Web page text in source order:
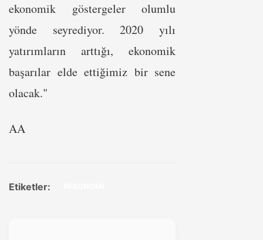
ekonomik göstergeler olumlu
yönde seyrediyor. 2020 yılı
yatırımların arttığı, ekonomik
başarılar elde ettiğimiz bir sene
olacak."
AA
Etiketler: